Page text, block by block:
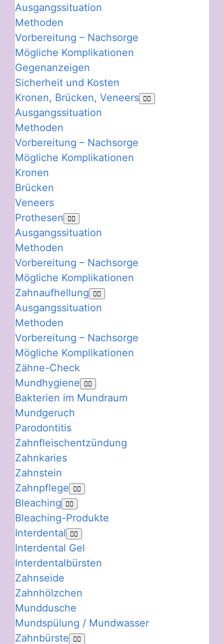
Ausgangssituation
Methoden
Vorbereitung – Nachsorge
Mögliche Komplikationen
Gegenanzeigen
Sicherheit und Kosten
Kronen, Brücken, Veneers
Ausgangssituation
Methoden
Vorbereitung – Nachsorge
Mögliche Komplikationen
Kronen
Brücken
Veneers
Prothesen
Ausgangssituation
Methoden
Vorbereitung – Nachsorge
Mögliche Komplikationen
Zahnaufhellung
Ausgangssituation
Methoden
Vorbereitung – Nachsorge
Mögliche Komplikationen
Zähne-Check
Mundhygiene
Bakterien im Mundraum
Mundgeruch
Parodontitis
Zahnfleischentzündung
Zahnkaries
Zahnstein
Zahnpflege
Bleaching
Bleaching-Produkte
Interdental
Interdental Gel
Interdentalbürsten
Zahnseide
Zahnhölzchen
Munddusche
Mundspülung / Mundwasser
Zahnbürste